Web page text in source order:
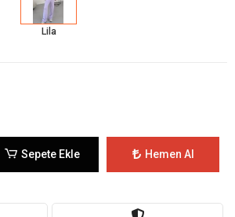
Lila
Sepete Ekle Hemen Al